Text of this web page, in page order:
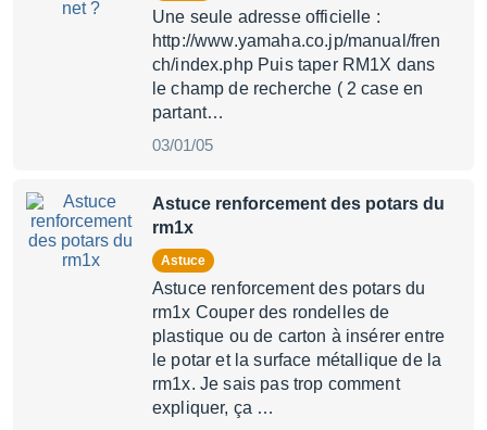
Une seule adresse officielle :
http://www.yamaha.co.jp/manual/fren
ch/index.php Puis taper RM1X dans
le champ de recherche ( 2 case en
partant…
03/01/05
Astuce renforcement des potars du
rm1x
Astuce
Astuce renforcement des potars du
rm1x Couper des rondelles de
plastique ou de carton à insérer entre
le potar et la surface métallique de la
rm1x. Je sais pas trop comment
expliquer, ça …